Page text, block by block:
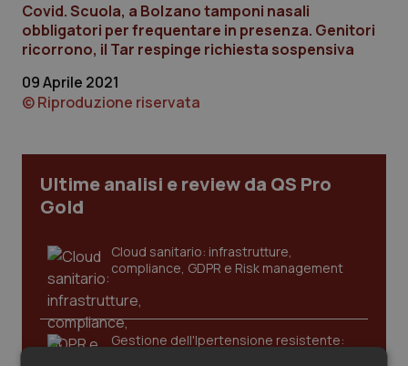
Campania
Emilia-Romagna
Liguria
Lombardia
Marche
Car-T
Colesterolo & coronaropatie
Disturbi dell’umore
Dolore
Donna & Salute
Covid. Scuola, a Bolzano tamponi nasali
obbligatori per frequentare in presenza. Genitori
ricorrono, il Tar respinge richiesta sospensiva
09 Aprile 2021
© Riproduzione riservata
Ultime analisi e review da QS Pro
Gold
Cloud sanitario: infrastrutture,
compliance, GDPR e Risk management
Gestione dell'Ipertensione resistente: